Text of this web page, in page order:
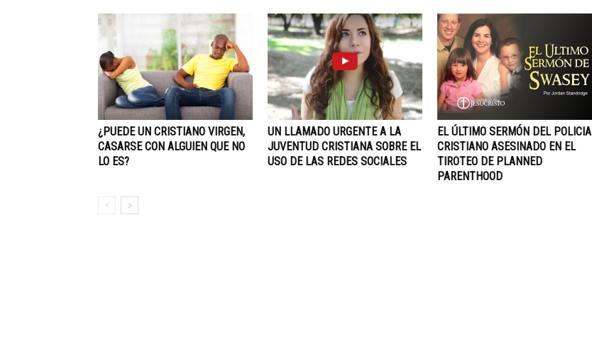
¿PUEDE UN CRISTIANO VIRGEN,
CASARSE CON ALGUIEN QUE NO
LO ES?
UN LLAMADO URGENTE A LA
JUVENTUD CRISTIANA SOBRE EL
USO DE LAS REDES SOCIALES
EL ÚLTIMO SERMÓN DEL POLICIA
CRISTIANO ASESINADO EN EL
TIROTEO DE PLANNED
PARENTHOOD